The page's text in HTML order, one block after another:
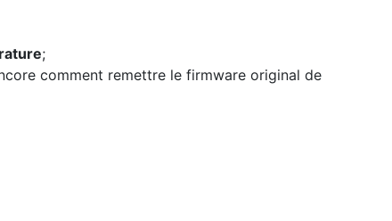
;
comment remettre le firmware original de